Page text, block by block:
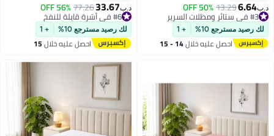
سم × 200 سم × 2
د.ب‏6.64
13.29
50% OFF
#3 في ستائر ومظلات السرير
#3 في ستائر ومظلات السرير
لك رصيد مسترجع 10% + 1
احصل عليه خلال 14 - 15
تضخيم/تفريغ سريع خلال 3 دقائق،
مرتبة هوائية محمولة للتخييم
والسفر والمنزل، 295 كجم كحد
أقصى
د.ب‏33.67
77.26
56% OFF
#6 في أسّرة قابلة للنفخ
#6 في أسّرة قابلة للنفخ
لك رصيد مسترجع 10% + 1
احصل عليه خلال15